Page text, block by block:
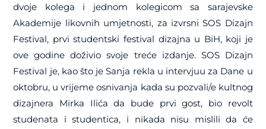
dvoje kolega i jednom kolegicom sa sarajevske
Akademije likovnih umjetnosti, za izvrsni SOS Dizajn
Festival, prvi studentski festival dizajna u BiH, koji je
ove godine doživio svoje treće izdanje. SOS Dizajn
Festival je, kao što je Sanja rekla u intervjuu za Dane u
oktobru, u vrijeme osnivanja kada su pozvali/e kultnog
dizajnera Mirka Ilića da bude prvi gost, bio revolt
studenata i studentica, i nikada nisu mislili da će